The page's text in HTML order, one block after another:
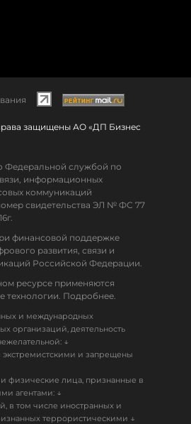
защищены АО «ДП Бизнес
Федеральной службой по
информационных
коммуникаций
свидетельства ЭЛ № ФС 77
финансовой поддержке
развития, связи и
Российской Федерации.
ресурсе применяются
технологии. Подробнее.
и международных
организаций, деятельность
↓
и запрещены
физические лица, признанные в
агентами: ↓
в том числе иностранных и
террористическими ↓